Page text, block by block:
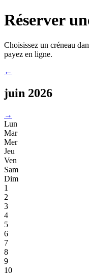
Réserver
Choisissez un créneau
payez en ligne.
←
juin 2026
→
Lun
Mar
Mer
Jeu
Ven
Sam
Dim
1
2
3
4
5
6
7
8
9
10